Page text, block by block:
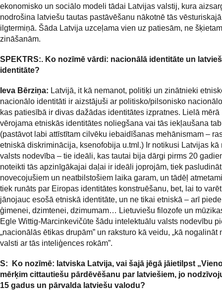
ekonomisko un sociālo modeli tādai Latvijas valstij, kura
nodrošina latviešu tautas pastāvēšanu nākotnē tās
ilgtermiņā. Šāda Latvija uzceļama vien uz patiesām, ne
zināšanām.
SPEKTRS:. Ko nozīmē vārdi: nacionālā identitāte un
identitāte?
Ieva Bērziņa: Latvijā, it kā nemanot, politiķi un zinātnieki
nacionālo identitāti ir aizstājuši ar politisko/pilsonisko
kas patiesībā ir divas dažādas identitātes izpratnes. Lielā mērā
vērojama etniskās identitātes noliegšana vai tās iekļaušana
(pastāvot labi attīstītam cilvēku iebaidīšanas mehānismam –
etniskā diskriminācija, ksenofobija u.tml.) Ir notikusi Latvijas kā
valsts nodevība – tie ideāli, kas tautai bija dārgi pirms 20
noteikti tās apzinīgākajai daļai ir ideāli joprojām, tiek
novecojušiem un neatbilstošiem laika garam, un tādēļ
tiek runāts par Eiropas identitātes konstruēšanu, bet, lai to
jānojauc esošā etniskā identitāte, un ne tikai etniskā – arī
ģimenei, dzimtenei, dzimumam… Lietuviešu filozofe un
Egle Wittig-Marcinkevičūte šādu intelektuālu valsts nodevību
„nacionālās ētikas drupām” un raksturo kā veidu, „kā nogalināt
valsti ar tās inteliģences rokām”.
S: Ko nozīmē: latviska Latvija, vai šajā jēgā jāietilpst
mērķim cittautiešu pārdēvēšanu par latviešiem, jo
15 gadus un pārvalda latviešu valodu?